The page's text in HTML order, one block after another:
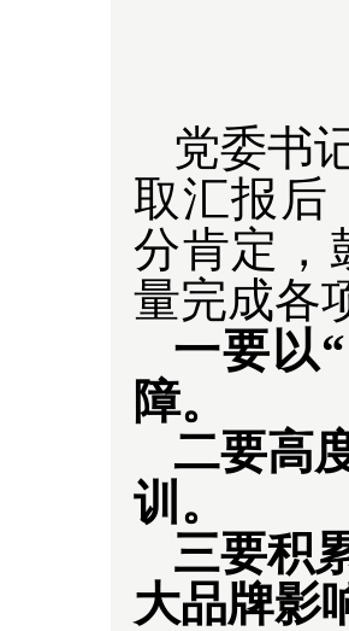
党委书
取汇报后
分肯定，
量完成各
一要以
障。
二要高
训。
三要积
大品牌影